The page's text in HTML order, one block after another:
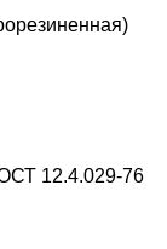
12.4.029-76